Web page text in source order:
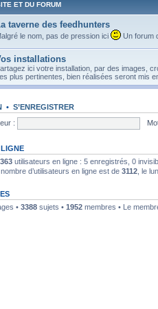
ET DU FORUM
taverne des feedhunters
le nom, pas de pression ici Un forum
installations
ici votre installation, par des images,
plus pertinentes, bien réalisées seront mis
• S’ENREGISTRER
:
363 utilisateurs en ligne : 5 enregistrés, 0
d’utilisateurs en ligne est de 3112 , le
• 3388 sujets • 1952 membres • Le